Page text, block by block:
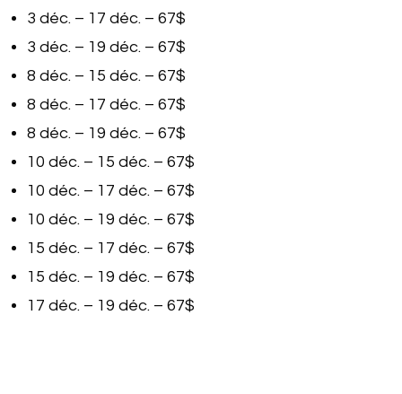
3 déc. – 17 déc. – 67$
3 déc. – 19 déc. – 67$
8 déc. – 15 déc. – 67$
8 déc. – 17 déc. – 67$
8 déc. – 19 déc. – 67$
10 déc. – 15 déc. – 67$
10 déc. – 17 déc. – 67$
10 déc. – 19 déc. – 67$
15 déc. – 17 déc. – 67$
15 déc. – 19 déc. – 67$
17 déc. – 19 déc. – 67$